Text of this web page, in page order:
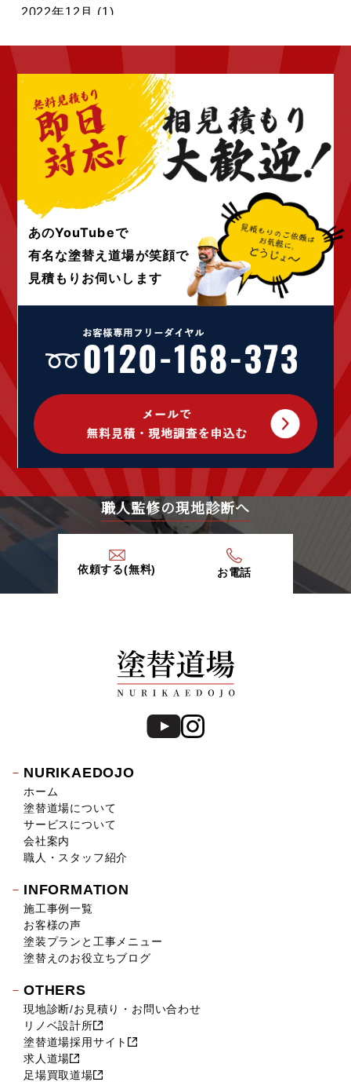
2022年12月 (1)
2022年10月 (6)
2022年9月 (6)
2022年8月 (4)
2022年7月 (6)
2022年6月 (4)
2022年5月 (4)
2022年4月 (4)
2022年2月 (4)
2022年1月 (4)
2021年12月 (4)
2021年9月 (24)
2021年8月 (1)
2021年4月 (1)
2020年12月 (1)
2020年9月 (1)
2020年5月 (1)
2020年4月 (5)
2020年3月 (7)
2020年1月 (9)
2019年12月 (6)
2019年11月 (13)
2019年10月 (15)
2019年9月 (20)
2018年10月 (17)
2018年9月 (14)
2018年8月 (16)
2018年7月 (19)
2018年6月 (11)
2018年4月 (14)
2018年3月 (17)
2018年2月 (18)
2018年1月 (10)
2017年11月 (9)
2017年10月 (12)
2017年9月 (23)
2017年8月 (23)
2017年7月 (11)
あのYouTubeで
有名な塗替え道場が笑顔で
見積もりお伺いします
職人監修の現地診断へ
依頼する(無料) お電話
NURIKAEDOJO
ホーム
塗替道場について
サービスについて
会社案内
職人・スタッフ紹介
INFORMATION
施工事例一覧
お客様の声
塗装プランと工事メニュー
塗替えのお役立ちブログ
OTHERS
現地診断/お見積り・お問い合わせ
リノベ設計所
塗替道場採用サイト
求人道場
足場買取道場